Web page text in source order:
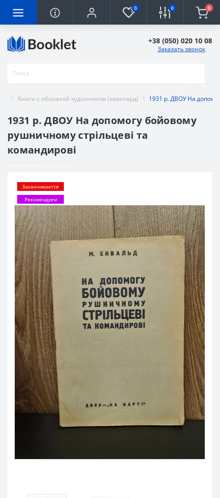
0 0 0
+38 (050) 020 10 08
Заказать звонок
Книги с обложкой художников (авангард) 1931 р. ДВОУ На
1931 р. ДВОУ На допомогу бойовому
рушничному стрільцеві та
командирові
Заканчивается
Рекомендуем